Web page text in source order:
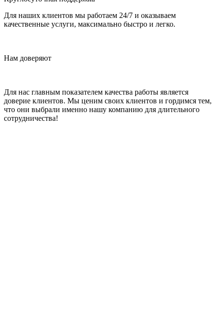
Для наших клиентов мы работаем 24/7 и оказываем
качественные услуги, максимально быстро и легко.
Нам доверяют
Для нас главным показателем качества работы является
доверие клиентов. Мы ценим своих клиентов и гордимся тем,
что они выбрали именно нашу компанию для длительного
сотрудничества!